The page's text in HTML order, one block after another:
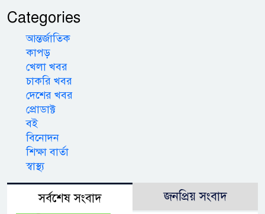
Categories
আন্তর্জাতিক
কাপড়
খেলা খবর
চাকরি খবর
দেশের খবর
প্রোডাক্ট
বই
বিনোদন
শিক্ষা বার্তা
স্বাস্থ্য
সর্বশেষ সংবাদ জনপ্রিয় সংবাদ